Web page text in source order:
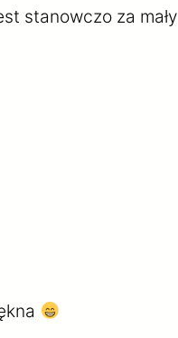
stanowczo za mały